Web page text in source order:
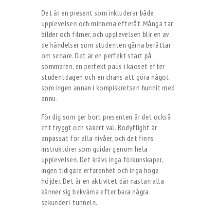
Det är en present som inkluderar både
upplevelsen och minnena efteråt. Många tar
bilder och filmer, och upplevelsen blir en av
de händelser som studenten gärna berättar
om senare. Det är en perfekt start på
sommaren, en perfekt paus i kaoset efter
studentdagen och en chans att göra något
som ingen annan i kompiskretsen hunnit med
ännu.
För dig som ger bort presenten är det också
ett tryggt och säkert val. Bodyflight är
anpassat för alla nivåer, och det finns
instruktörer som guidar genom hela
upplevelsen. Det krävs inga förkunskaper,
ingen tidigare erfarenhet och inga höga
höjder. Det är en aktivitet där nästan alla
känner sig bekväma efter bara några
sekunder i tunneln.